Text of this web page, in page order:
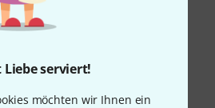
Liebe serviert!
möchten wir Ihnen ein
Anfänglicher leichter
nach ein paar Tagen auf dem